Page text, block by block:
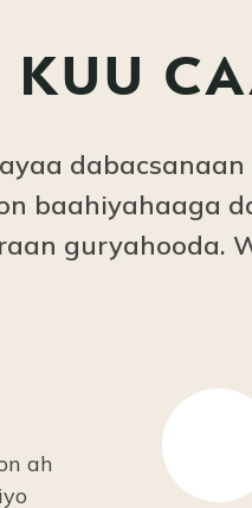
KUU
baahiyahaaga
guryahooda.
ah